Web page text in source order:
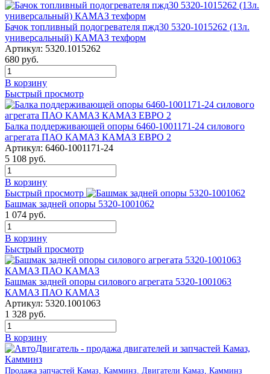
Бачок топливный подогревателя пжд30 5320-1015262 (13л.
универсальный) КАМАЗ техформ
Артикул: 5320.1015262
680 руб.
В корзину
Быстрый просмотр
Балка поддерживающей опоры 6460-1001171-24 силового
агрегата ПАО КАМАЗ КАМАЗ ЕВРО 2
Артикул: 6460-1001171-24
5 108 руб.
В корзину
Быстрый просмотр
Башмак задней опоры 5320-1001062
1 074 руб.
В корзину
Быстрый просмотр
Башмак задней опоры силового агрегата 5320-1001063
КАМАЗ ПАО КАМАЗ
Артикул: 5320.1001063
1 328 руб.
В корзину
Продажа запчастей Камаз, Камминз. Двигатели Камаз, Камминз